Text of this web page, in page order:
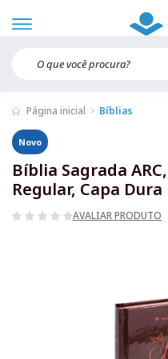
Página inicial Bíblias
Novo
Bíblia Sagrada
Regular, Capa
AVALIAR PRODUTO